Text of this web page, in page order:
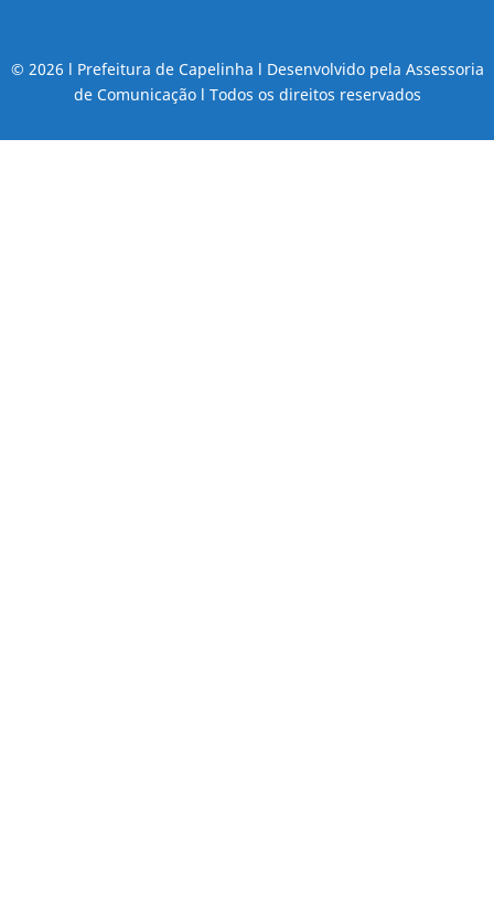
© 2026 l Prefeitura de Capelinha l Desenvolvido pela Assessoria
de Comunicação l Todos os direitos reservados